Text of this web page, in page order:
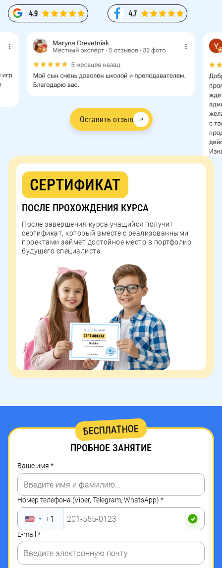
4.9 4.7
Оставить отзыв
СЕРТИФИКАТ
ПОСЛЕ
ПРОХОЖДЕНИЯ
КУРСА
СЕРТИФИКАТ
ПОСЛЕ ПРОХОЖДЕНИЯ КУРСА
После завершения курса учащийся получит
сертификат, который вместе с реализованными
проектами займет достойное место в портфолио
будущего специалиста.
ВАШ
СМОЖЕТ
ТАК
ЖЕ
ИЛИ
ДАЖЕ
БЕСПЛАТНОЕ
ПРОБНОЕ ЗАНЯТИЕ
Ваше имя *
Номер телефона (Viber, Telegram, WhatsApp) *
+1
E-mail *